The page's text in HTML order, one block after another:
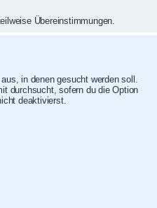
Übereinstimmungen.
in denen gesucht werden soll.
durchsucht, sofern du die Option
deaktivierst.